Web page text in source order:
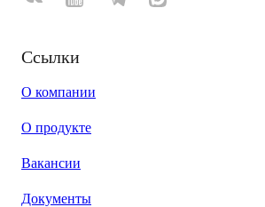
Ссылки
О компании
О продукте
Вакансии
Документы